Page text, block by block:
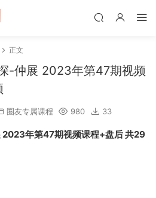
正文
-仲展 2023年第47期视频
圈友专属课程 980 33
年第47期视频课程+盘后 共29